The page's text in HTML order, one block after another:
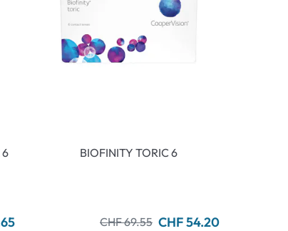
6 BIOFINITY TORIC 6
CHF 69.55 CHF 54.20